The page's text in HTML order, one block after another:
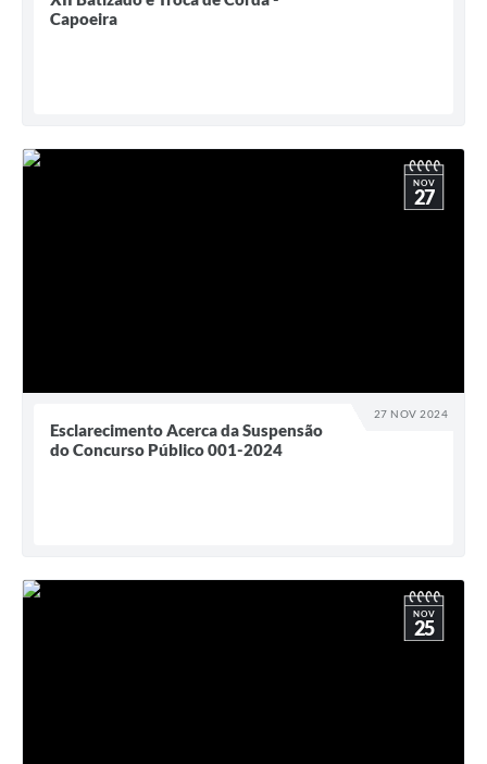
Capoeira
27 NOV 2024
NOV
27
Esclarecimento Acerca da Suspensão
do Concurso Público 001-2024
NOV
25